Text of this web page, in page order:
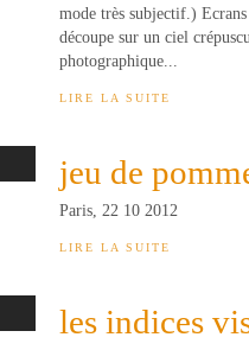
mode très subjectif.)
découpe sur un ciel
photographique...
LIRE LA SUITE
jeu de
Paris, 22 10 2012
LIRE LA SUITE
les indices